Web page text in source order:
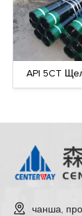
API 5CT
чанша,